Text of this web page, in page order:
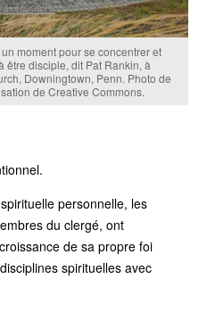
moment pour se concentrer et
être disciple, dit Pat Rankin, à
Downingtown, Penn. Photo de
de Creative Commons.
personnelle, les
du clergé, ont
de sa propre foi
spirituelles avec